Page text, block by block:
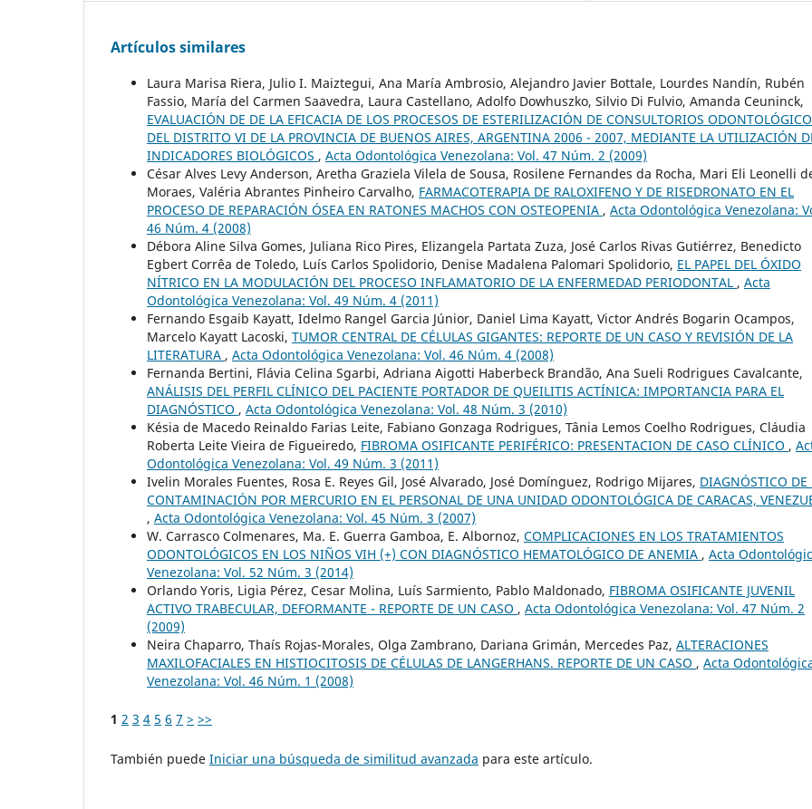
Artículos similares
Laura Marisa Riera, Julio I. Maiztegui, Ana María Ambrosio, Alejandro Javier Bottale, Lourdes Nandín, Rubén
Fassio, María del Carmen Saavedra, Laura Castellano, Adolfo Dowhuszko, Silvio Di Fulvio, Amanda Ceuninck,
EVALUACIÓN DE DE LA EFICACIA DE LOS PROCESOS DE ESTERILIZACIÓN DE CONSULTORIOS
DEL DISTRITO VI DE LA PROVINCIA DE BUENOS AIRES, ARGENTINA 2006 - 2007, MEDIANTE LA UTILIZACIÓN
INDICADORES BIOLÓGICOS , Acta Odontológica Venezolana: Vol. 47 Núm. 2 (2009)
César Alves Levy Anderson, Aretha Graziela Vilela de Sousa, Rosilene Fernandes da Rocha, Mari Eli Leonelli
Moraes, Valéria Abrantes Pinheiro Carvalho, FARMACOTERAPIA DE RALOXIFENO Y DE RISEDRONATO EN EL
PROCESO DE REPARACIÓN ÓSEA EN RATONES MACHOS CON OSTEOPENIA , Acta Odontológica Venezolana:
46 Núm. 4 (2008)
Débora Aline Silva Gomes, Juliana Rico Pires, Elizangela Partata Zuza, José Carlos Rivas Gutiérrez, Benedicto
Egbert Corrêa de Toledo, Luís Carlos Spolidorio, Denise Madalena Palomari Spolidorio, EL PAPEL DEL ÓXIDO
NÍTRICO EN LA MODULACIÓN DEL PROCESO INFLAMATORIO DE LA ENFERMEDAD PERIODONTAL , Acta
Odontológica Venezolana: Vol. 49 Núm. 4 (2011)
Fernando Esgaib Kayatt, Idelmo Rangel Garcia Júnior, Daniel Lima Kayatt, Victor Andrés Bogarin Ocampos,
Marcelo Kayatt Lacoski, TUMOR CENTRAL DE CÉLULAS GIGANTES: REPORTE DE UN CASO Y REVISIÓN DE LA
LITERATURA , Acta Odontológica Venezolana: Vol. 46 Núm. 4 (2008)
Fernanda Bertini, Flávia Celina Sgarbi, Adriana Aigotti Haberbeck Brandão, Ana Sueli Rodrigues Cavalcante,
ANÁLISIS DEL PERFIL CLÍNICO DEL PACIENTE PORTADOR DE QUEILITIS ACTÍNICA: IMPORTANCIA PARA EL
DIAGNÓSTICO , Acta Odontológica Venezolana: Vol. 48 Núm. 3 (2010)
Késia de Macedo Reinaldo Farias Leite, Fabiano Gonzaga Rodrigues, Tânia Lemos Coelho Rodrigues, Cláudia
Roberta Leite Vieira de Figueiredo, FIBROMA OSIFICANTE PERIFÉRICO: PRESENTACION DE CASO CLÍNICO ,
Odontológica Venezolana: Vol. 49 Núm. 3 (2011)
Ivelin Morales Fuentes, Rosa E. Reyes Gil, José Alvarado, José Domínguez, Rodrigo Mijares, DIAGNÓSTICO DE
CONTAMINACIÓN POR MERCURIO EN EL PERSONAL DE UNA UNIDAD ODONTOLÓGICA DE CARACAS,
, Acta Odontológica Venezolana: Vol. 45 Núm. 3 (2007)
W. Carrasco Colmenares, Ma. E. Guerra Gamboa, E. Albornoz, COMPLICACIONES EN LOS TRATAMIENTOS
ODONTOLÓGICOS EN LOS NIÑOS VIH (+) CON DIAGNÓSTICO HEMATOLÓGICO DE ANEMIA , Acta
Venezolana: Vol. 52 Núm. 3 (2014)
Orlando Yoris, Ligia Pérez, Cesar Molina, Luís Sarmiento, Pablo Maldonado, FIBROMA OSIFICANTE JUVENIL
ACTIVO TRABECULAR, DEFORMANTE - REPORTE DE UN CASO , Acta Odontológica Venezolana: Vol. 47 Núm. 2
(2009)
Neira Chaparro, Thaís Rojas-Morales, Olga Zambrano, Dariana Grimán, Mercedes Paz, ALTERACIONES
MAXILOFACIALES EN HISTIOCITOSIS DE CÉLULAS DE LANGERHANS. REPORTE DE UN CASO , Acta
Venezolana: Vol. 46 Núm. 1 (2008)
1 2 3 4 5 6 7 > >>
También puede Iniciar una búsqueda de similitud avanzada para este artículo.